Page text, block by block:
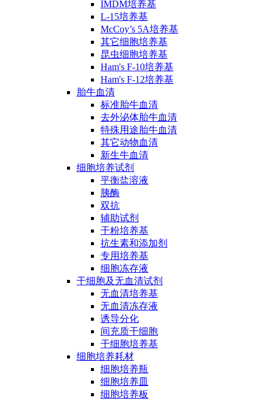
IMDM培养基
L-15培养基
McCoy’s 5A培养基
其它细胞培养基
昆虫细胞培养基
Ham's F-10培养基
Ham's F-12培养基
胎牛血清
标准胎牛血清
去外泌体胎牛血清
特殊用途胎牛血清
其它动物血清
新生牛血清
细胞培养试剂
平衡盐溶液
胰酶
双抗
辅助试剂
干粉培养基
抗生素和添加剂
专用培养基
细胞冻存液
干细胞及无血清试剂
无血清培养基
无血清冻存液
诱导分化
间充质干细胞
干细胞培养基
细胞培养耗材
细胞培养瓶
细胞培养皿
细胞培养板